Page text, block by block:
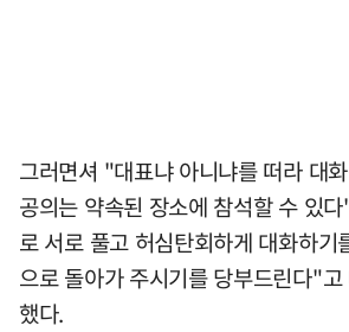
그러면셔 "대표냐 아니냐를 떠라 대
공의는 약속된 장소에 참석할 수 있
로 서로 풀고 허심탄회하게 대화하기
으로 돌아가 주시기를 당부드린다"
했다.